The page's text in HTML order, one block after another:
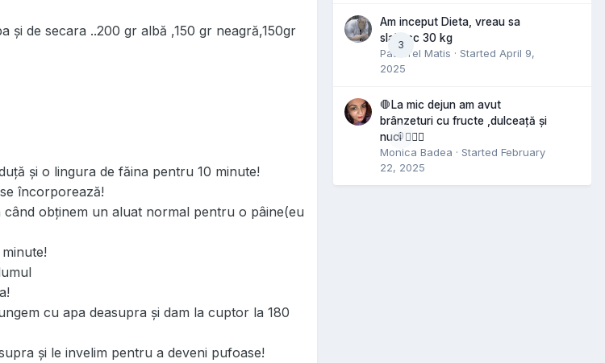
și de secara ..200 gr albă ,150 gr neagră,150gr
și o lingura de făina pentru 10 minute!
încorporează!
obținem un aluat normal pentru o pâine(eu
cu apa deasupra și dam la cuptor la 180
și le invelim pentru a deveni pufoase!
3
Am inceput Dieta, vreau sa
slabesc 30 kg
Pastorel Matis · Started April 9,
2025
0
🛑La mic dejun am avut
brânzeturi cu fructe ,dulceață și
nuci 🤷🏻‍♀️
Monica Badea · Started February
22, 2025